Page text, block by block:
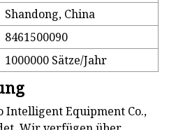
Shandong, China
8461500090
1000000 Sätze/Jahr
Intelligent Equipment Co.,